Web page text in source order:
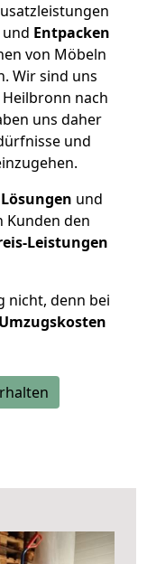
und Entpacken
von Möbeln
Wir sind uns
nach
uns daher
und
und
Kunden den
Leistungen
nicht, denn bei